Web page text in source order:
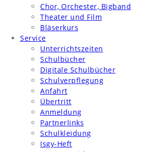
Chor, Orchester, Bigband
Theater und Film
Bläserkurs
Service
Unterrichtszeiten
Schulbücher
Digitale Schulbücher
Schulverpflegung
Anfahrt
Übertritt
Anmeldung
Partnerlinks
Schulkleidung
Isgy-Heft